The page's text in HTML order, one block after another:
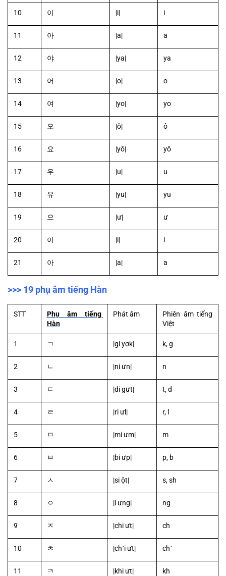
10 이 |i| i
11 아 |a| a
12 야 |ya| ya
13 어 |o| o
14 여 |yo| yo
15 오 |ô| ô
16 요 |yô| yô
17 우 |u| u
18 유 |yu| yu
19 으 |ư| ư
20 이 |i| i
21 아 |a| a
>>> 19 phụ âm tiếng Hàn
STT
Phụ âm tiếng
Hàn
Phát âm
Phiên âm tiếng
Việt
1 ㄱ |gi yơk| k, g
2 ㄴ |ni ưn| n
3 ㄷ |di gưt| t, d
4 ㄹ |ri ưl| r, l
5 ㅁ |mi ưm| m
6 ㅂ |bi ưp| p, b
7 ㅅ |si ột| s, sh
8 ㅇ |i ưng| ng
9 ㅈ |chi ưt| ch
10 ㅊ |ch`i ưt| ch`
11 ㅋ |khi ưt| kh